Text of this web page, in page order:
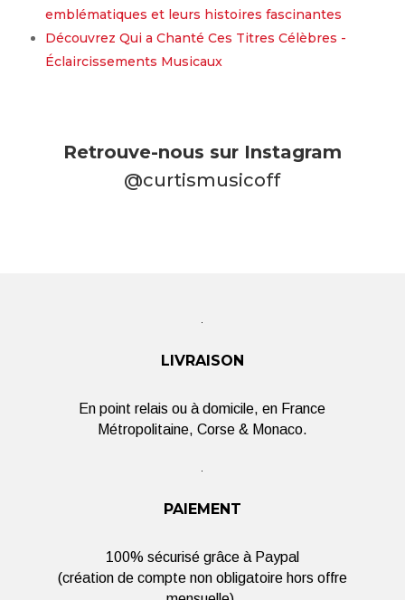
emblématiques et leurs histoires fascinantes
Découvrez Qui a Chanté Ces Titres Célèbres -
Éclaircissements Musicaux
Retrouve-nous sur Instagram
@curtismusicoff
LIVRAISON
En point relais ou à domicile, en France
Métropolitaine, Corse & Monaco.
PAIEMENT
100% sécurisé grâce à Paypal
(création de compte non obligatoire hors offre